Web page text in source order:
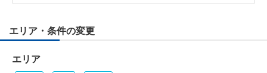
エリア・条件の変更
エリア